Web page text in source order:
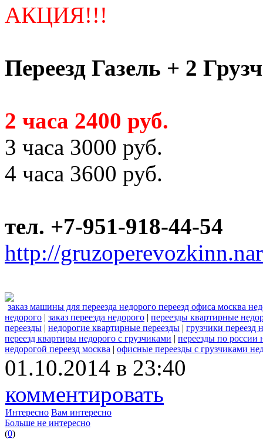
АКЦИЯ!!!
Переезд Газель + 2
2 часа 2400 руб.
3 часа 3000 руб.
4 часа 3600 руб.
тел. +7-951-918-44-54
http://
заказ машины для переезда недорого переезд офиса москва
недорого | заказ переезда недорого | переезды квартирные
переезды | недорогие квартирные переезды | грузчики переезд
переезд квартиры недорого с грузчиками | переезды по россии
недорогой переезд москва | офисные переезды с грузчиками
01.10.2014 в 23:40
комментировать
Интересно Вам интересно
Больше не интересно
(0)